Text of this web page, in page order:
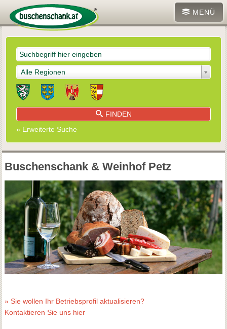
MENÜ
Alle Regionen
FINDEN
» Erweiterte Suche
Buschenschank & Weinhof Petz
» Sie wollen Ihr Betriebsprofil aktualisieren?
Kontaktieren Sie uns hier